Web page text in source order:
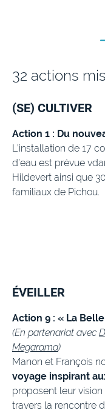
32 actions
(SE) CULTIVER
Action 1 : Du
L’installation de 17
d’eau est prévue
Hildevert ainsi que
familiaux de Pichou.
ÉVEILLER
Action 9 : « La
(En partenariat avec
Megarama)
Manon et François
voyage inspirant
proposent leur
travers la rencontre